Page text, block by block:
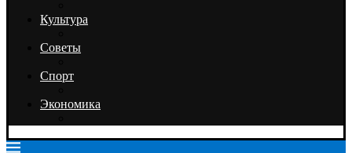
Культура
Советы
Спорт
Экономика